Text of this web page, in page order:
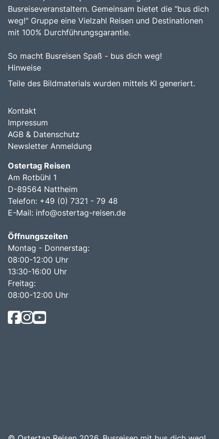
Busreiseveranstaltern. Gemeinsam bietet die "bus dich
weg!" Gruppe eine Vielzahl Reisen und Destinationen
mit 100% Durchführungsgarantie.
So macht Busreisen Spaß - bus dich weg!
Hinweise
Teile des Bildmaterials wurden mittels KI generiert.
Kontakt
Impressum
AGB & Datenschutz
Newsletter Anmeldung
Ostertag Reisen
Am Rotbühl 1
D-89564 Nattheim
Telefon: +49 (0) 7321 - 79 48
E-Mail: info@ostertag-reisen.de
Öffnungszeiten
Montag - Donnerstag:
08:00-12:00 Uhr
13:30-16:00 Uhr
Freitag:
08:00-12:00 Uhr